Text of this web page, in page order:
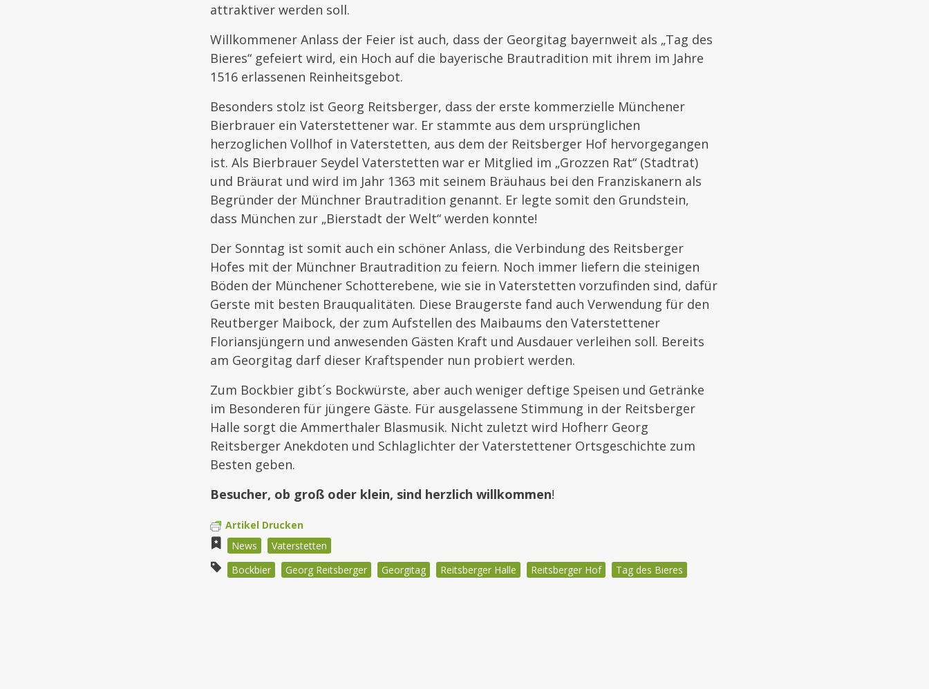
attraktiver werden soll.
Willkommener Anlass der Feier ist auch, dass der Georgitag bayernweit als „Tag des
Bieres“ gefeiert wird, ein Hoch auf die bayerische Brautradition mit ihrem im Jahre
1516 erlassenen Reinheitsgebot.
Besonders stolz ist Georg Reitsberger, dass der erste kommerzielle Münchener
Bierbrauer ein Vaterstettener war. Er stammte aus dem ursprünglichen
herzoglichen Vollhof in Vaterstetten, aus dem der Reitsberger Hof hervorgegangen
ist. Als Bierbrauer Seydel Vaterstetten war er Mitglied im „Grozzen Rat“ (Stadtrat)
und Bräurat und wird im Jahr 1363 mit seinem Bräuhaus bei den Franziskanern als
Begründer der Münchner Brautradition genannt. Er legte somit den Grundstein,
dass München zur „Bierstadt der Welt“ werden konnte!
Der Sonntag ist somit auch ein schöner Anlass, die Verbindung des Reitsberger
Hofes mit der Münchner Brautradition zu feiern. Noch immer liefern die steinigen
Böden der Münchener Schotterebene, wie sie in Vaterstetten vorzufinden sind, dafür
Gerste mit besten Brauqualitäten. Diese Braugerste fand auch Verwendung für den
Reutberger Maibock, der zum Aufstellen des Maibaums den Vaterstettener
Floriansjüngern und anwesenden Gästen Kraft und Ausdauer verleihen soll. Bereits
am Georgitag darf dieser Kraftspender nun probiert werden.
Zum Bockbier gibt´s Bockwürste, aber auch weniger deftige Speisen und Getränke
im Besonderen für jüngere Gäste. Für ausgelassene Stimmung in der Reitsberger
Halle sorgt die Ammerthaler Blasmusik. Nicht zuletzt wird Hofherr Georg
Reitsberger Anekdoten und Schlaglichter der Vaterstettener Ortsgeschichte zum
Besten geben.
Besucher, ob groß oder klein, sind herzlich willkommen!
Artikel Drucken
News
Vaterstetten
Bockbier
Georg Reitsberger Georgitag Reitsberger Halle Reitsberger Hof Tag des Bieres